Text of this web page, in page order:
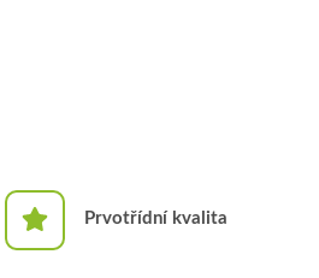
Prvotřídní kvalita